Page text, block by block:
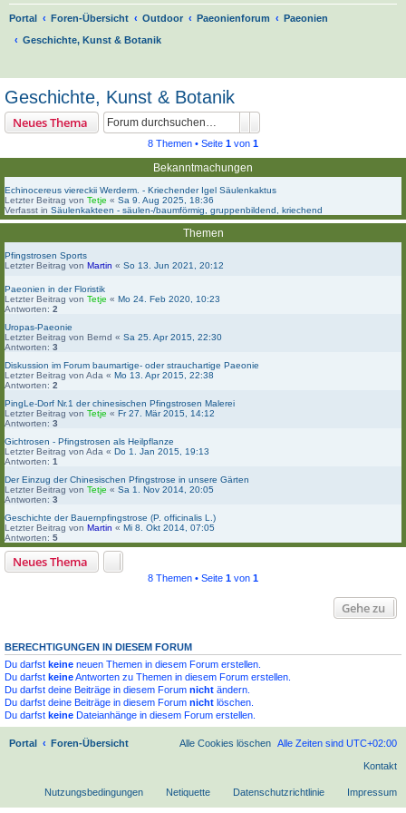
Portal Foren-Übersicht Outdoor Paeonienforum
Paeonien
Geschichte, Kunst & Botanik
Geschichte, Kunst & Botanik
Neues Thema
8 Themen • Seite 1 von 1
Bekanntmachungen
Echinocereus viereckii Werderm. - Kriechender Igel Säulenkaktus
Letzter Beitrag von Tetje « Sa 9. Aug 2025, 18:36
Verfasst in Säulenkakteen - säulen-/baumförmig, gruppenbildend, kriechend
Themen
Pfingstrosen Sports
Letzter Beitrag von Martin « So 13. Jun 2021, 20:12
Paeonien in der Floristik
Letzter Beitrag von Tetje « Mo 24. Feb 2020, 10:23
Antworten: 2
Uropas-Paeonie
Letzter Beitrag von Bernd « Sa 25. Apr 2015, 22:30
Antworten: 3
Diskussion im Forum baumartige- oder strauchartige Paeonie
Letzter Beitrag von Ada « Mo 13. Apr 2015, 22:38
Antworten: 2
PingLe-Dorf Nr.1 der chinesischen Pfingstrosen Malerei
Letzter Beitrag von Tetje « Fr 27. Mär 2015, 14:12
Antworten: 3
Gichtrosen - Pfingstrosen als Heilpflanze
Letzter Beitrag von Ada « Do 1. Jan 2015, 19:13
Antworten: 1
Der Einzug der Chinesischen Pfingstrose in unsere Gärten
Letzter Beitrag von Tetje « Sa 1. Nov 2014, 20:05
Antworten: 3
Geschichte der Bauernpfingstrose (P. officinalis L.)
Letzter Beitrag von Martin « Mi 8. Okt 2014, 07:05
Antworten: 5
Neues Thema
8 Themen • Seite 1 von 1
Gehe zu
BERECHTIGUNGEN IN DIESEM FORUM
Du darfst keine neuen Themen in diesem Forum erstellen.
Du darfst keineAntworten zu Themen in diesem Forum erstellen.
Du darfst deine Beiträge in diesem Forum nicht ändern.
Du darfst deine Beiträge in diesem Forum nicht löschen.
Du darfst keine Dateianhänge in diesem Forum erstellen.
Portal Foren-Übersicht Alle Zeiten sind UTC+02:00
Alle Cookies löschen
Kontakt
Impressum
Datenschutzrichtlinie
Netiquette
Nutzungsbedingungen